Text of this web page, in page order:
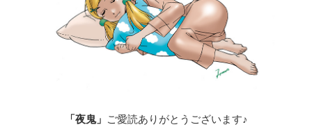
「夜鬼」 ご愛読ありがとうございます♪